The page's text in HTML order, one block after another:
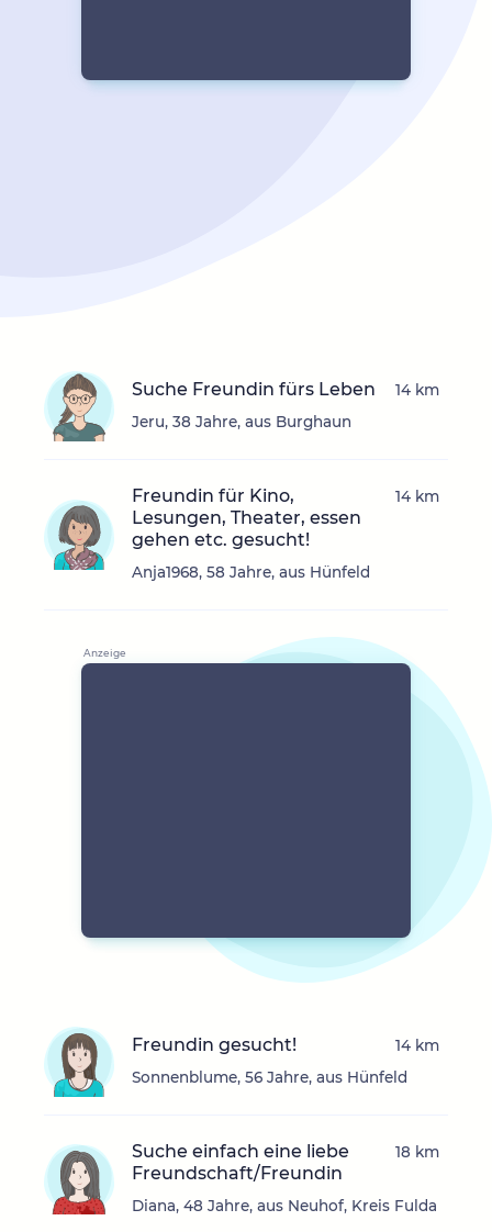
Suche Freundin fürs Leben
Jeru, 38 Jahre, aus Burghaun
14 km
Freundin für Kino,
Lesungen, Theater, essen
gehen etc. gesucht!
Anja1968, 58 Jahre, aus Hünfeld
14 km
Freundin gesucht!
Sonnenblume, 56 Jahre, aus Hünfeld
14 km
Suche einfach eine liebe
Freundschaft/Freundin
Diana, 48 Jahre, aus Neuhof, Kreis Fulda
18 km